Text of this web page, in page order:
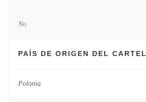
No
PAÍS DE ORIGEN DEL CARTEL
Polonia